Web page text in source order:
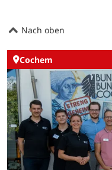
Nach oben
Cochem